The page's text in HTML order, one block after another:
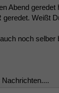
Abend
geredet. Weißt
noch selber